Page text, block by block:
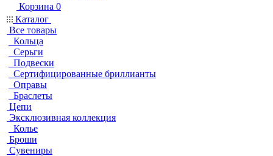
Корзина 0
Каталог
Все товары
Кольца
Серьги
Подвески
Сертифицированные бриллианты
Оправы
Браслеты
Цепи
Эксклюзивная коллекция
Колье
Броши
Сувениры